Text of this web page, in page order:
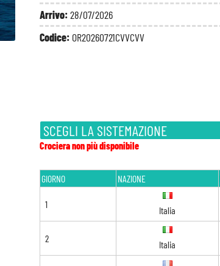
Arrivo:28/07/2026
Codice: OR20260721CVVCVV
SCEGLI LA SISTEMAZIONE
Crociera non più disponibile
GIORNO NAZIONE
1
Italia
2
Italia